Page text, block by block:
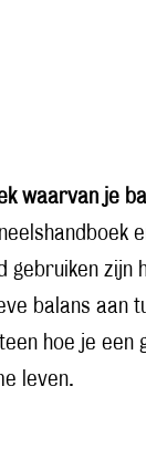
waarvan je
zijn
balans aan
hoe je een
leven.